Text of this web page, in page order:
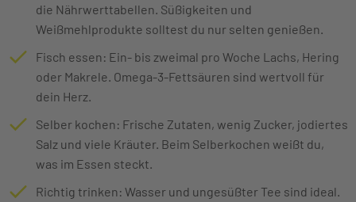
die Nährwerttabellen. Süßigkeiten und
Weißmehlprodukte solltest du nur selten genießen.
Fisch essen: Ein- bis zweimal pro Woche Lachs, Hering
oder Makrele. Omega-3-Fettsäuren sind wertvoll für
dein Herz.
Selber kochen: Frische Zutaten, wenig Zucker, jodiertes
Salz und viele Kräuter. Beim Selberkochen weißt du,
was im Essen steckt.
Richtig trinken: Wasser und ungesüßter Tee sind ideal.